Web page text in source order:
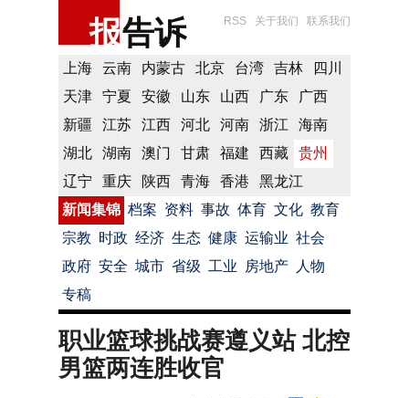
报告诉 RSS 关于我们 联系我们
上海 云南 内蒙古 北京 台湾 吉林
四川
天津
宁夏 安徽 山东 山西 广东
广西
新疆
江苏 江西 河北 河南 浙江
海南
湖北
湖南 澳门 甘肃 福建 西藏
贵州
辽宁
重庆 陕西 青海 香港
黑龙江
新闻集锦 档案 资料 事故 体育 文化 教育
宗教 时政 经济 生态 健康 运输业 社会
政府 安全 城市 省级 工业 房地产
人物
专稿
职业篮球挑战赛遵义站 北控
男篮两连胜收官